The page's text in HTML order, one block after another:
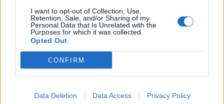
I want to opt-out of Collection, Use,
Retention, Sale, and/or Sharing of my
Personal Data that Is Unrelated with the
Purposes for which it was collected.
Opted Out
CONFIRM
Data Deletion Data Access Privacy Policy